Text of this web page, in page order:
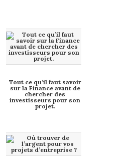
Tout ce qu’il faut savoir
sur la Finance avant de
chercher des
investisseurs pour son
projet.